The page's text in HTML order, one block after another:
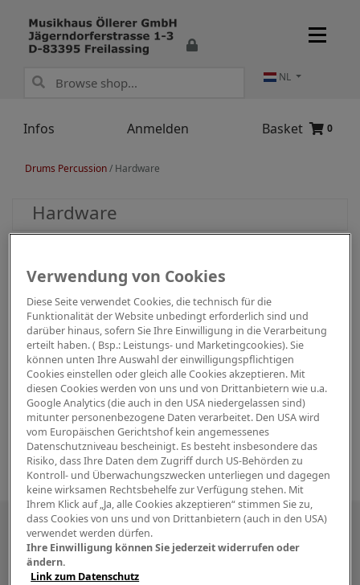
Infos Anmelden Basket 0
NL
Drums Percussion/ Hardware
Hardware
Besuchen Sie uns auch in den sozialen
Medien
Verwendung von Cookies
Diese Seite verwendet Cookies, die technisch für die
Funktionalität der Website unbedingt erforderlich sind und
darüber hinaus, sofern Sie Ihre Einwilligung in die Verarbeitung
erteilt haben. ( Bsp.: Leistungs- und Marketingcookies). Sie
können unten Ihre Auswahl der einwilligungspflichtigen
Cookies einstellen oder gleich alle Cookies akzeptieren. Mit
diesen Cookies werden von uns und von Drittanbietern wie u.a.
Google Analytics (die auch in den USA niedergelassen sind)
mitunter personenbezogene Daten verarbeitet. Den USA wird
vom Europäischen Gerichtshof kein angemessenes
Datenschutzniveau bescheinigt. Es besteht insbesondere das
Risiko, dass Ihre Daten dem Zugriff durch US-Behörden zu
Kontroll- und Überwachungszwecken unterliegen und dagegen
keine wirksamen Rechtsbehelfe zur Verfügung stehen. Mit
Ihrem Klick auf „Ja, alle Cookies akzeptieren“ stimmen Sie zu,
dass Cookies von uns und von Drittanbietern (auch in den USA)
verwendet werden dürfen.
Ihre Einwilligung können Sie jederzeit widerrufen oder
ändern.
Link zum Datenschutz